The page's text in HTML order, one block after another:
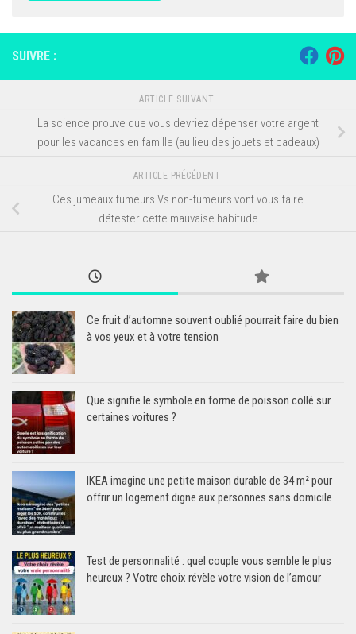
SUIVRE :
ARTICLE SUIVANT
La science prouve que vous devriez dépenser votre argent
pour les vacances en famille (au lieu des jouets et cadeaux)
ARTICLE PRÉCÉDENT
Ces jumeaux fumeurs Vs non-fumeurs vont vous faire
détester cette mauvaise habitude
Ce fruit d’automne souvent oublié pourrait faire du bien
à vos yeux et à votre tension
Que signifie le symbole en forme de poisson collé sur
certaines voitures ?
IKEA imagine une petite maison durable de 34 m² pour
offrir un logement digne aux personnes sans domicile
Test de personnalité : quel couple vous semble le plus
heureux ? Votre choix révèle votre vision de l’amour